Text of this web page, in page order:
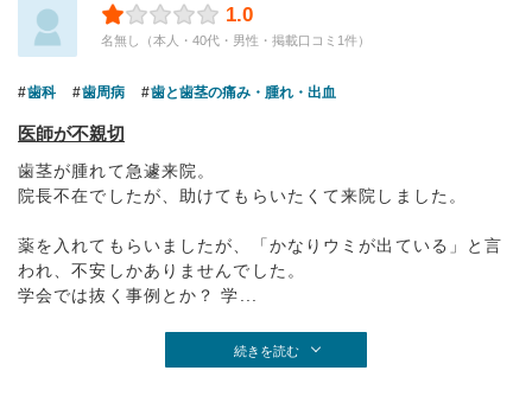
1.0
名無し（本人・40代・男性・掲載口コミ1件）
歯科 歯周病 歯と歯茎の痛み・腫れ・出血
医師が不親切
歯茎が腫れて急遽来院。
院長不在でしたが、助けてもらいたくて来院しました。
薬を入れてもらいましたが、「かなりウミが出ている」と言
われ、不安しかありませんでした。
学会では抜く事例とか？ 学...
続きを読む